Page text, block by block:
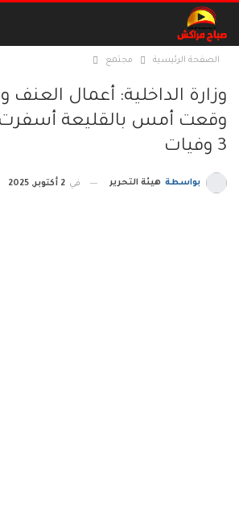
الصفحة الرئيسية مجتمع
وزارة الداخلية: أعمال
وقعت أمس بالقليعة
3 وفيات
بواسطة هيئة التحرير في 2 أكتوبر, 2025